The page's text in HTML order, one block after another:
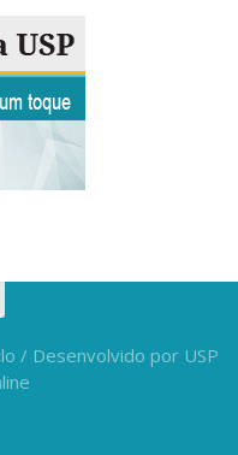
/ Desenvolvido por USP